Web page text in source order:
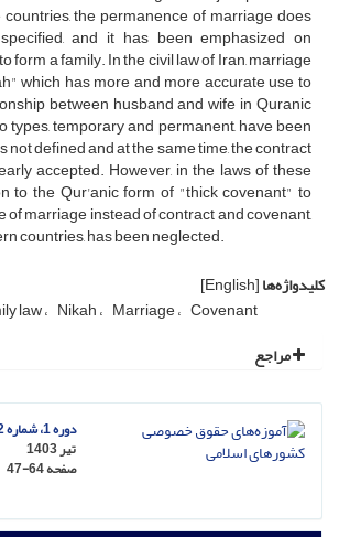
the permanence of marriage does
and it has been emphasized on
form a family. In the civil law of Iran, marriage
which has more and more accurate use to
between husband and wife in Quranic
types, temporary and permanent, have been
not defined and at the same time, the contract
accepted. However, in the laws of these
to the Qur'anic form of "thick covenant" to
of marriage instead of contract and covenant,
countries, has been neglected.
کلیدواژه‌ها[English]
law Nikah Marriage Covenant
مراجع
دوره 1، شماره 2
تیر 1403
صفحه47-64